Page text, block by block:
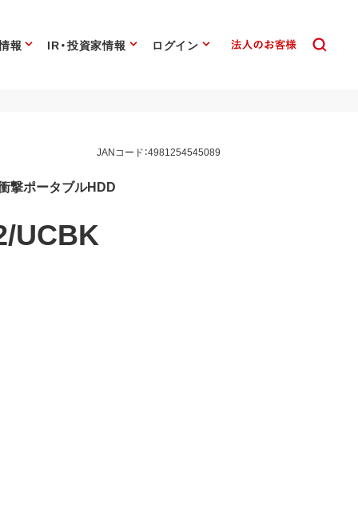
報 IR・投資家情報 ログイン
JANコード：4981254545089
撃ポータブルHDD
UCBK